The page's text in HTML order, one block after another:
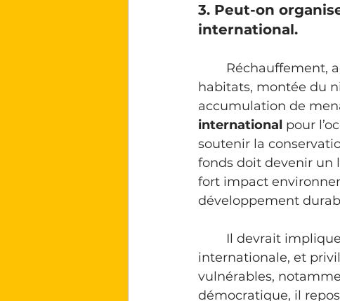
3. Peut-on
international.
Réchauffement,
habitats, montée du
accumulation de
international pour
soutenir la
fonds doit devenir un
fort impact
développement
internationale, et
vulnérables,
démocratique, il